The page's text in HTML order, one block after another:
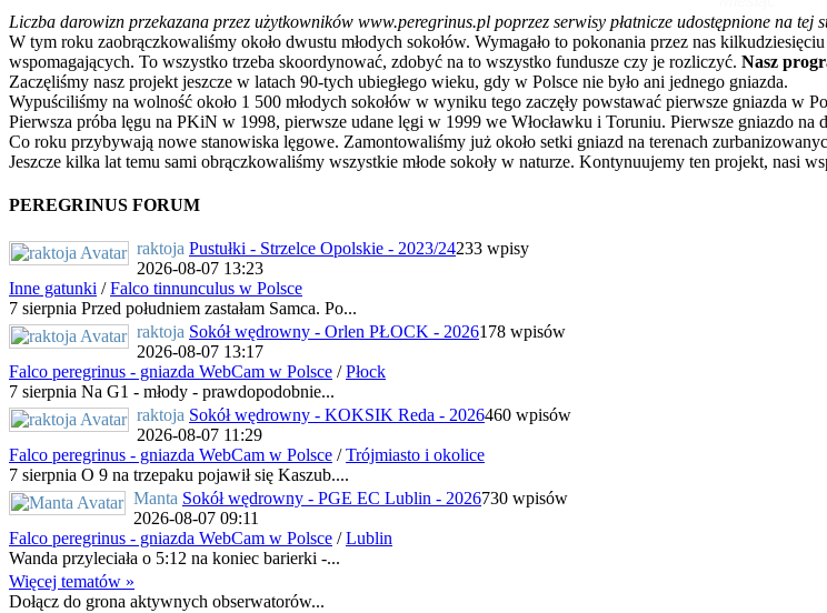
Liczba darowizn przekazana przez użytkowników www.peregrinus.pl poprzez serwisy płatnicze udostępnione na tej
W tym roku zaobrączkowaliśmy około dwustu młodych sokołów. Wymagało to pokonania przez nas
wspomagających. To wszystko trzeba skoordynować, zdobyć na to wszystko fundusze czy je rozliczyć. Nasz
Zaczęliśmy nasz projekt jeszcze w latach 90-tych ubiegłego wieku, gdy w Polsce nie było ani jednego gniazda.
Wypuściliśmy na wolność około 1 500 młodych sokołów w wyniku tego zaczęły powstawać pierwsze gniazda w
Pierwsza próba lęgu na PKiN w 1998, pierwsze udane lęgi w 1999 we Włocławku i Toruniu. Pierwsze gniazdo na
Co roku przybywają nowe stanowiska lęgowe. Zamontowaliśmy już około setki gniazd na terenach
Jeszcze kilka lat temu sami obrączkowaliśmy wszystkie młode sokoły w naturze. Kontynuujemy ten projekt, nasi
PEREGRINUS FORUM
raktoja Pustułki - Strzelce Opolskie - 2023/24233 wpisy
2026-08-07 13:23
Inne gatunki /Falco tinnunculus w Polsce
7 sierpnia Przed południem zastałam Samca. Po...
raktoja Sokół wędrowny - Orlen PŁOCK - 2026178 wpisów
2026-08-07 13:17
Falco peregrinus - gniazda WebCam w Polsce /Płock
7 sierpnia Na G1 - młody - prawdopodobnie...
raktoja Sokół wędrowny - KOKSIK Reda - 2026460 wpisów
2026-08-07 11:29
Falco peregrinus - gniazda WebCam w Polsce /Trójmiasto i okolice
7 sierpnia O 9 na trzepaku pojawił się Kaszub....
Manta Sokół wędrowny - PGE EC Lublin - 2026730 wpisów
2026-08-07 09:11
Falco peregrinus - gniazda WebCam w Polsce /Lublin
Wanda przyleciała o 5:12 na koniec barierki -...
Więcej tematów »
Dołącz do grona aktywnych obserwatorów...